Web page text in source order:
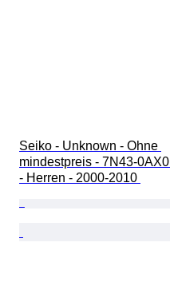
Seiko - Unknown - Ohne
mindestpreis - 7N43-0AX0
- Herren - 2000-2010